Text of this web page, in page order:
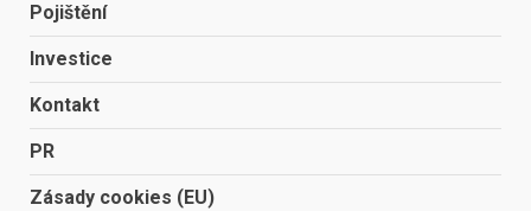
Pojištění
Investice
Kontakt
PR
Zásady cookies (EU)